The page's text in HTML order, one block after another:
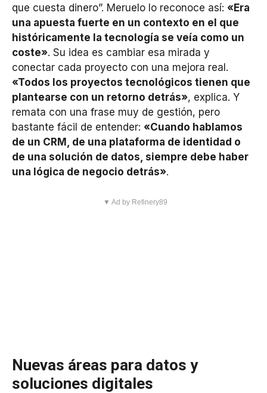
que cuesta dinero”. Meruelo lo reconoce así: «Era
una apuesta fuerte en un contexto en el que
históricamente la tecnología se veía como un
coste». Su idea es cambiar esa mirada y
conectar cada proyecto con una mejora real.
«Todos los proyectos tecnológicos tienen que
plantearse con un retorno detrás», explica. Y
remata con una frase muy de gestión, pero
bastante fácil de entender: «Cuando hablamos
de un CRM, de una plataforma de identidad o
de una solución de datos, siempre debe haber
una lógica de negocio detrás».
▼ Ad by Refinery89
Nuevas áreas para datos y
soluciones digitales